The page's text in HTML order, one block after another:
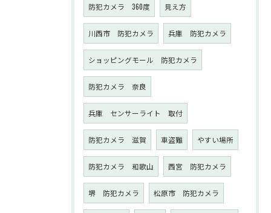
防犯カメラ 360度 見え方
川西市 防犯カメラ 兵庫 防犯カメラ
ショッピングモール 防犯カメラ
防犯カメラ 奈良
兵庫 センサーライト 取付
防犯カメラ 滋賀 車盗難 やすい場所
防犯カメラ 和歌山 西宮 防犯カメラ
堺 防犯カメラ 松原市 防犯カメラ